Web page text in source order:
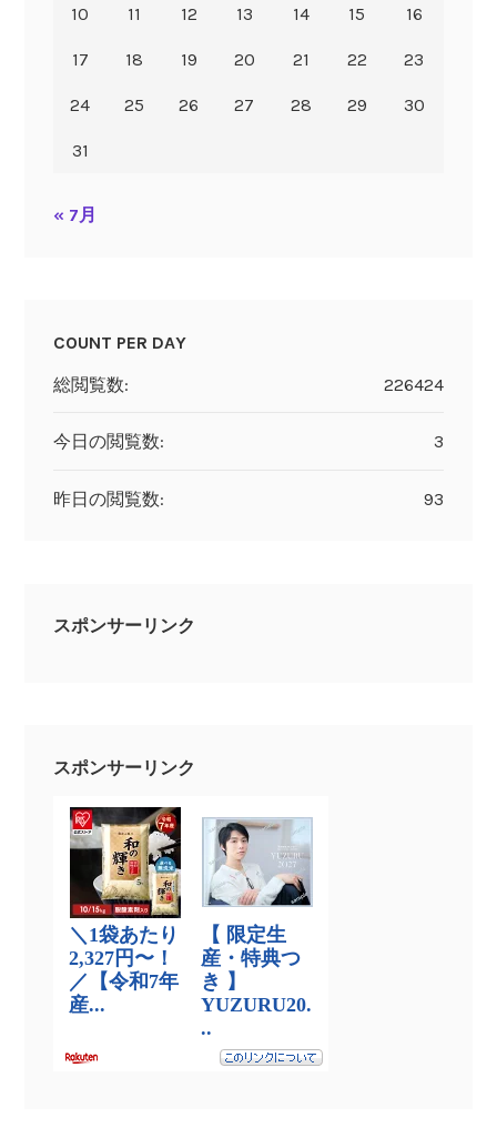
10 11 12 13 14 15 16
17 18 19 20 21 22 23
24 25 26 27 28 29 30
31
« 7月
COUNT PER DAY
226424
総閲覧数:
3
今日の閲覧数:
93
昨日の閲覧数:
スポンサーリンク
スポンサーリンク